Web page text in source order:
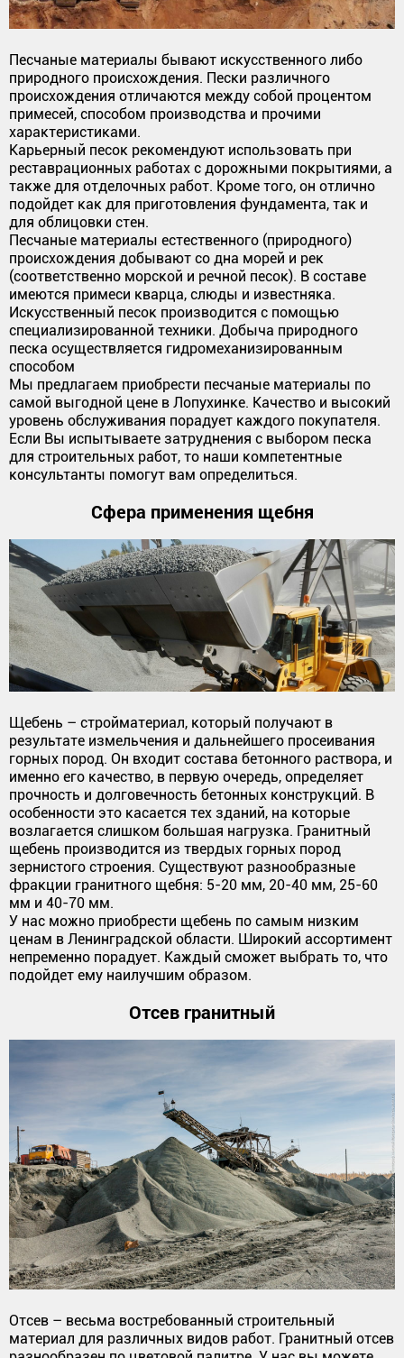
Песчаные материалы бывают искусственного либо
природного происхождения. Пески различного
происхождения отличаются между собой процентом
примесей, способом производства и прочими
характеристиками.
Карьерный песок рекомендуют использовать при
реставрационных работах с дорожными покрытиями, а
также для отделочных работ. Кроме того, он отлично
подойдет как для приготовления фундамента, так и
для облицовки стен.
Песчаные материалы естественного (природного)
происхождения добывают со дна морей и рек
(соответственно морской и речной песок). В составе
имеются примеси кварца, слюды и известняка.
Искусственный песок производится с помощью
специализированной техники. Добыча природного
песка осуществляется гидромеханизированным
способом
Мы предлагаем приобрести песчаные материалы по
самой выгодной цене в Лопухинке. Качество и высокий
уровень обслуживания порадует каждого покупателя.
Если Вы испытываете затруднения с выбором песка
для строительных работ, то наши компетентные
консультанты помогут вам определиться.
Сфера применения щебня
Щебень – стройматериал, который получают в
результате измельчения и дальнейшего просеивания
горных пород. Он входит состава бетонного раствора, и
именно его качество, в первую очередь, определяет
прочность и долговечность бетонных конструкций. В
особенности это касается тех зданий, на которые
возлагается слишком большая нагрузка. Гранитный
щебень производится из твердых горных пород
зернистого строения. Существуют разнообразные
фракции гранитного щебня: 5-20 мм, 20-40 мм, 25-60
мм и 40-70 мм.
У нас можно приобрести щебень по самым низким
ценам в Ленинградской области. Широкий ассортимент
непременно порадует. Каждый сможет выбрать то, что
подойдет ему наилучшим образом.
Отсев гранитный
Отсев – весьма востребованный строительный
материал для различных видов работ. Гранитный отсев